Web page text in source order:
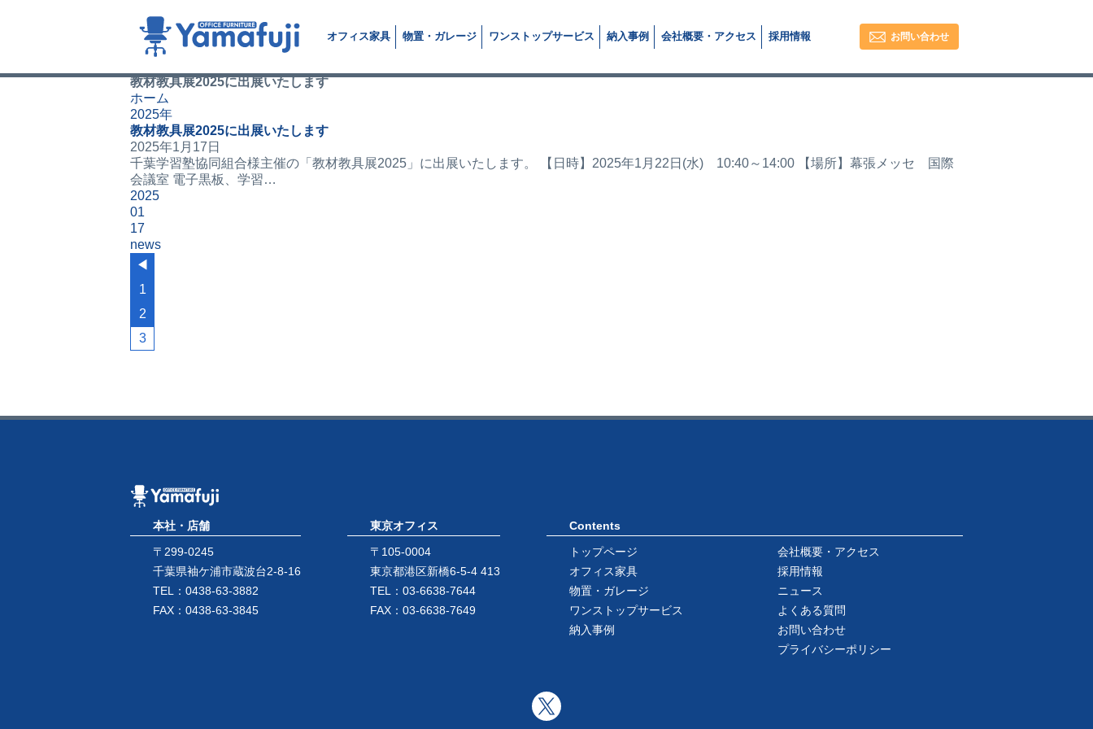
オフィス家具 物置・ ガレージ ワンストップサービス 納入事例 会社概要・ アクセス 採用情報 お問い合わせ
教材教具展2025に出展いたします
ホーム
2025年
教材教具展2025に出展いたします
2025年1月17日
千葉学習塾協同組合様主催の「教材教具展2025」に出展いたします。 【日時】2025年1月22日(水) 10:40～14:00 【場所】幕張メッセ 国際
会議室 電子黒板、学習…
2025
01
17
news
◀︎
1
2
3
本社・店舗
〒299-0245
千葉県袖ケ浦市蔵波台2-8-16
TEL：0438-63-3882
FAX：0438-63-3845
東京オフィス
〒105-0004
東京都港区新橋6-5-4 413
TEL：03-6638-7644
FAX：03-6638-7649
Contents
トップページ
オフィス家具
物置・ガレージ
ワンストップサービス
納入事例
会社概要・アクセス
採用情報
ニュース
よくある質問
お問い合わせ
プライバシーポリシー